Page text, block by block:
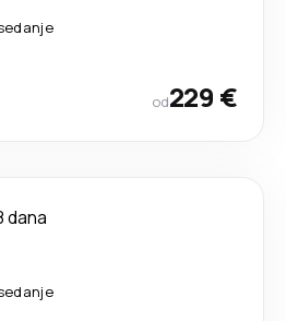
od229 €
dana